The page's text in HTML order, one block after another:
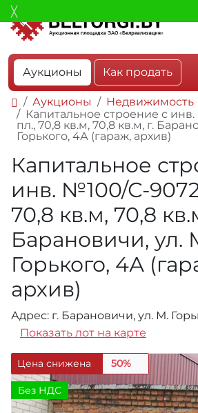
Аукционы Как продать
Аукционы Недвижимость
Капитальное строение с
пл., 70,8 кв.м, 70,8 кв.м, г.
Горького, 4А (гараж, архив)
Капитальное
инв. №100/С-
70,8 кв.м, 70,8
Барановичи, ул.
Горького, 4А
архив)
Адрес: г. Барановичи, ул. М.
Показать лот на карте
Цена снижена 50%
Без НДС